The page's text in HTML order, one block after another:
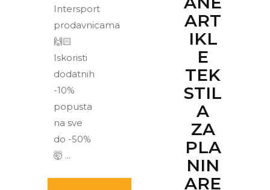
Intersport
prodavnicama
🙌🏻
Iskoristi
dodatnih
-10%
popusta
na sve
do -50%
🤯
ART
IKL
E
TEK
STIL
A
ZA
PLA
NIN
ARE